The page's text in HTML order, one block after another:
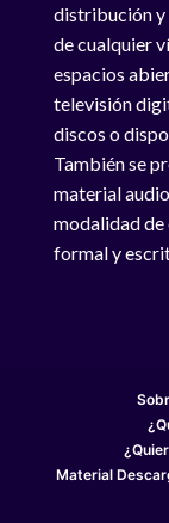
distribución y
de cualquier
espacios
televisión
discos o
También se
material
modalidad de
formal y
Material